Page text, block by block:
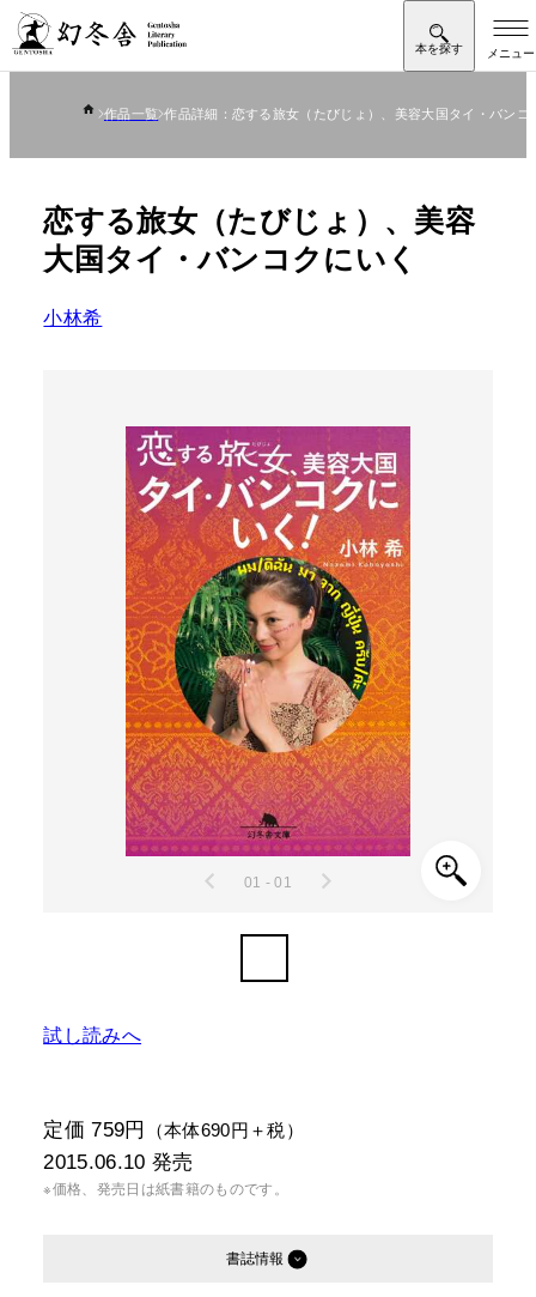
作品一覧 作品詳細：恋する旅女（たびじょ）、美容大国タイ・バンコ
恋する旅女（たびじょ）、美容
大国タイ・バンコクにいく
小林希
01 - 01
試し読みへ
定価 759円 （本体690円＋税）
2015.06.10 発売
※価格、発売日は紙書籍のものです。
書誌情報